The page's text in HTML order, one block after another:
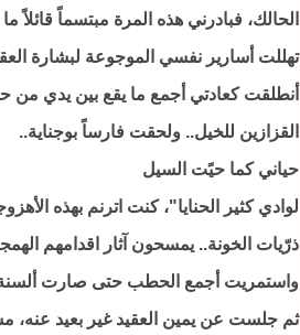
الحالك، فبادرني هذه المرة مبتسماً قائلاً
تهللت أسارير نفسي الموجوعة لبشارة
أنطلقت كعادتي أجمع ما يقع بين يدي
القزازين للخيل.. ولحقت فارساً بوجناية..
حياني كما حيًت السيل
لوادي كثير الحنايا"، كنت اترنم بهذه
ذرّيات الخونة.. يمسحون آثار اقدامهم
واستمريت أجمع الحطب حتى صارت ألسنة
ثم جلست عن يمين العقيد غير بعيد عنه،